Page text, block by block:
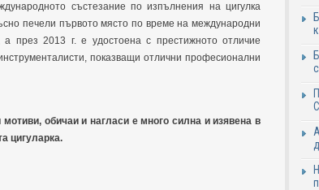
състезание по изпълнения на цигулка
печели първото място по време на международни
през 2013 г. е удостоена с престижното отличие
показващи отлични професионални
обичаи и нагласи е много силна и изявена в
цигуларка.